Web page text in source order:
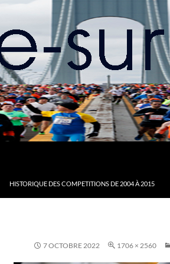
HISTORIQUE DES COMPETITIONS DE 2004 À 2015
7 OCTOBRE 2022 1706 × 2560